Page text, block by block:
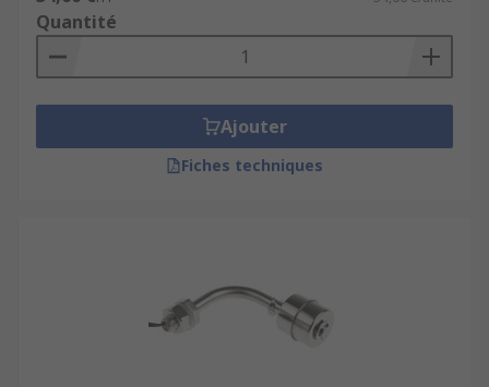
Quantité
Ajouter
Fiches techniques